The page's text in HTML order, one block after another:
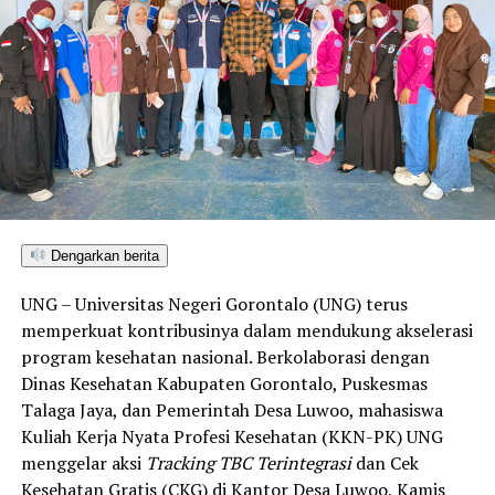
Berdasarkan data Bappenas, Kota Gorontalo meraih
skor IKAD 2026 sebesar 6,39—posisi tertinggi dibanding
seluruh kabupaten/kota di Provinsi Gorontalo maupun
Sulawesi Utara. Skor ini melampaui target yang
ditetapkan dan mengantarkan Kota Gorontalo menjadi
satu-satunya daerah di wilayah tersebut yang
menembus kategori “Unggul”. Sementara kabupaten lain
di Gorontalo masih berada pada kategori “Berkembang”
tertinggi di kawasan SulutGo sebagaimana dipaparkan
dalam Rakorwil TPAKD,” ungkap Wawali Indra Gobel
usai kegiatan.
Indra menambahkan, skor IKAD ini membuktikan bahwa
tingkat keterjangkauan, pemanfaatan, serta inklusivitas
layanan keuangan bagi masyarakat di Kota Gorontalo
Dengarkan berita
UNG – Universitas Negeri Gorontalo (UNG) terus
memperkuat kontribusinya dalam mendukung akselerasi
program kesehatan nasional. Berkolaborasi dengan
Dinas Kesehatan Kabupaten Gorontalo, Puskesmas
Talaga Jaya, dan Pemerintah Desa Luwoo, mahasiswa
Kuliah Kerja Nyata Profesi Kesehatan (KKN-PK) UNG
menggelar aksi Tracking TBC Terintegrasidan Cek
Kesehatan Gratis (CKG) di Kantor Desa Luwoo, Kamis